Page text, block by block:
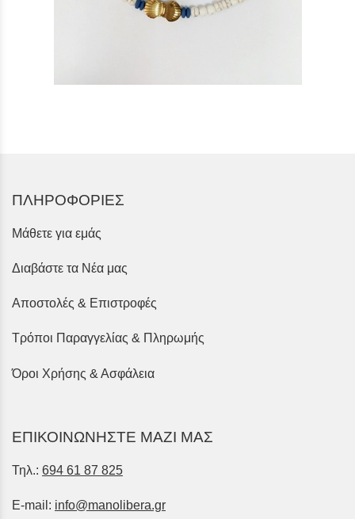
ΠΛΗΡΟΦΟΡΙΕΣ
Μάθετε για εμάς
Διαβάστε τα Νέα μας
Αποστολές & Επιστροφές
Τρόποι Παραγγελίας & Πληρωμής
Όροι Χρήσης & Ασφάλεια
ΕΠΙΚΟΙΝΩΝΗΣΤΕ ΜΑΖΙ ΜΑΣ
Τηλ.: 694 61 87 825
E-mail: info@manolibera.gr